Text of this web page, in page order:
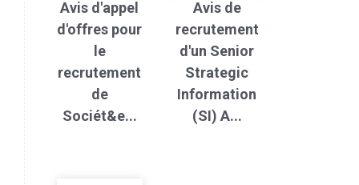
Avis d'appel
d'offres pour
le
recrutement
de
Sociét&e...
Avis de
recrutement
d'un Senior
Strategic
Information
(SI) A...